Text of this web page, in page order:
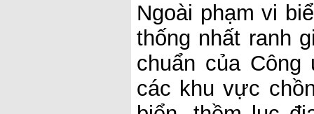
Ngoài phạm vi
thống nhất ranh
chuẩn của
các khu vực